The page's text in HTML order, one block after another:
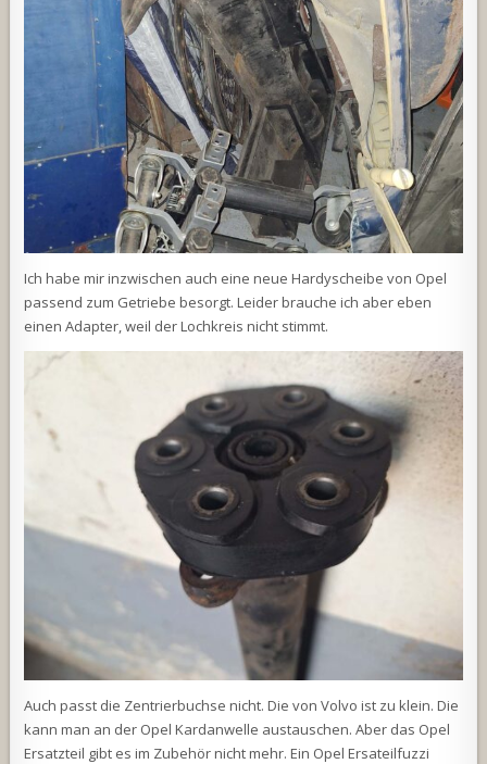
Ich habe mir inzwischen auch eine neue Hardyscheibe von Opel
passend zum Getriebe besorgt. Leider brauche ich aber eben
einen Adapter, weil der Lochkreis nicht stimmt.
Auch passt die Zentrierbuchse nicht. Die von Volvo ist zu klein. Die
kann man an der Opel Kardanwelle austauschen. Aber das Opel
Ersatzteil gibt es im Zubehör nicht mehr. Ein Opel Ersateilfuzzi